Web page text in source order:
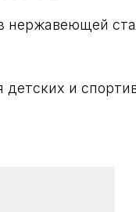
нержавеющей
детских и